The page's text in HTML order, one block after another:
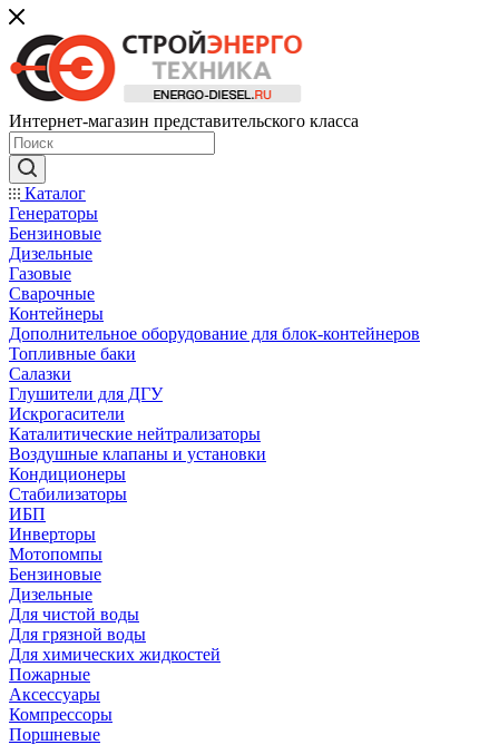
Интернет-магазин представительского класса
Каталог
Генераторы
Бензиновые
Дизельные
Газовые
Сварочные
Контейнеры
Дополнительное оборудование для блок-контейнеров
Топливные баки
Салазки
Глушители для ДГУ
Искрогасители
Каталитические нейтрализаторы
Воздушные клапаны и установки
Кондиционеры
Стабилизаторы
ИБП
Инверторы
Мотопомпы
Бензиновые
Дизельные
Для чистой воды
Для грязной воды
Для химических жидкостей
Пожарные
Аксессуары
Компрессоры
Поршневые